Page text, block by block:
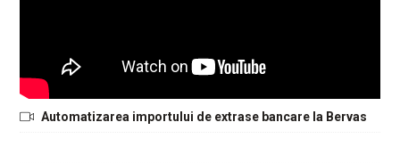
Automatizarea importului de extrase bancare la Bervas